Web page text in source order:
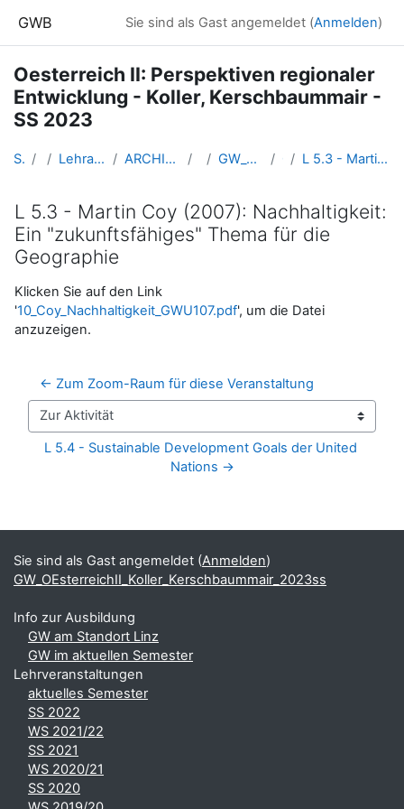
GWB Sie sind als Gast angemeldet (Anmelden)
Oesterreich II: Perspektiven regionaler
Entwicklung - Koller, Kerschbaummair -
SS 2023
Startseite Kurse Lehramtsausbildung GW im Cluster Österreich Mitte ARCHIV - Lehrveranstaltungen am Standort Linz - seit 2016 SS_2023GW_OEsterreichII_Koller_Kerschbaummair_2023ss 05-23.03. L 5.3 - Martin Coy (2007): Nachhaltigkeit: Ein "zukunftsfähiges" Thema für die Geographie
L 5.3 - Martin Coy (2007): Nachhaltigkeit:
Ein "zukunftsfähiges" Thema für die
Geographie
Abschlussbedingungen
Klicken Sie auf den Link
'10_Coy_Nachhaltigkeit_GWU107.pdf', um die Datei
anzuzeigen.
← Zum Zoom-Raum für diese Veranstaltung
Zur Aktivität
L 5.4 - Sustainable Development Goals der United
Nations →
Ergänzungsblöcke
Sie sind als Gast angemeldet (Anmelden)
GW_OEsterreichII_Koller_Kerschbaummair_2023ss
Info zur Ausbildung
GW am Standort Linz
GW im aktuellen Semester
Lehrveranstaltungen
aktuelles Semester
SS 2022
WS 2021/22
SS 2021
WS 2020/21
SS 2020